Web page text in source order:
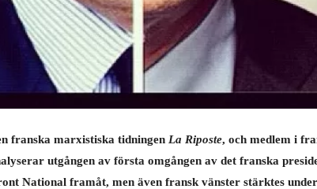
franska marxistiska tidningen La Riposte, och medlem i
utgången av första omgången av det franska
National framåt, men även fransk vänster stärktes